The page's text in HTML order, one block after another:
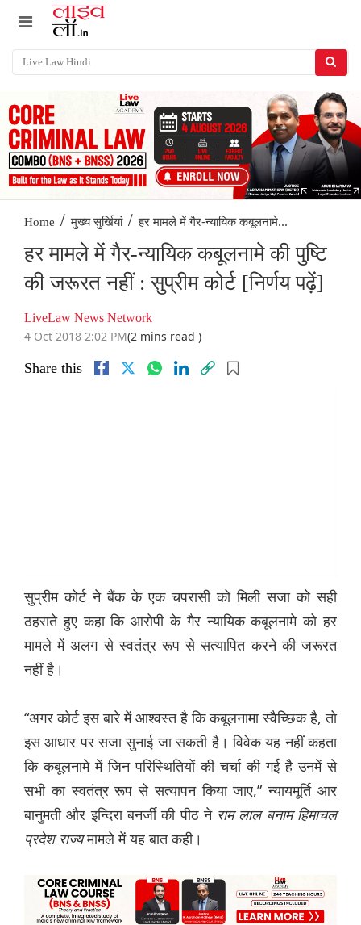
Home / मुख्य सुर्खियां / हर मामले में गैर-न्यायिक कबूलनामे...
हर मामले में गैर-न्यायिक कबूलनामे की पुष्टि
की जरूरत नहीं : सुप्रीम कोर्ट [निर्णय पढ़ें]
LiveLaw News Network
4 Oct 2018 2:02 PM(2 mins read )
Share this
सुप्रीम कोर्ट ने बैंक के एक चपरासी को मिली सजा को सही
ठहराते हुए कहा कि आरोपी के गैर न्यायिक कबूलनामे को हर
मामले में अलग से स्वतंत्र रूप से सत्यापित करने की जरूरत
नहीं है।
“अगर कोर्ट इस बारे में आश्वस्त है कि कबूलनामा स्वैच्छिक है, तो
इस आधार पर सजा सुनाई जा सकती है। विवेक यह नहीं कहता
कि कबूलनामे में जिन परिस्थितियों की चर्चा की गई है उनमें से
सभी का स्वतंत्र रूप से सत्यापन किया जाए,” न्यायमूर्ति आर
बानुमती और इन्दिरा बनर्जी की पीठ ने राम लाल बनाम हिमाचल
प्रदेश राज्यमामले में यह बात कही।